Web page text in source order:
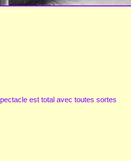
est total avec toutes sortes